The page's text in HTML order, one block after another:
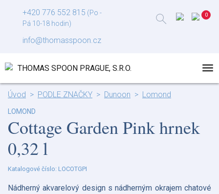
+420 776 552 815 (Po -
Pá 10-18 hodin)
info@thomasspoon.cz
Úvod PODLE ZNAČKY Dunoon Lomond
LOMOND
Cottage Garden Pink hrnek
0,32 l
Katalogové číslo: LOCOTGPI
Nádherný akvarelový design s nádherným okrajem chatové